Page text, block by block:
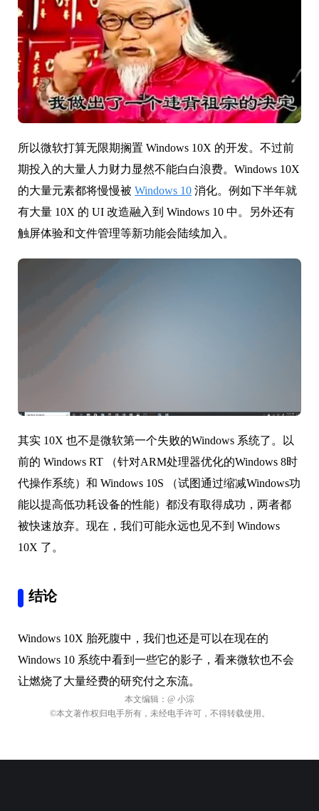
所以微软打算无限期搁置 Windows 10X 的开发。不过前
期投入的大量人力财力显然不能白白浪费。Windows 10X
的大量元素都将慢慢被 Windows 10 消化。例如下半年就
有大量 10X 的 UI 改造融入到 Windows 10 中。另外还有
触屏体验和文件管理等新功能会陆续加入。
其实 10X 也不是微软第一个失败的Windows 系统了。以
前的 Windows RT （针对ARM处理器优化的Windows 8时
代操作系统）和 Windows 10S （试图通过缩减Windows功
能以提高低功耗设备的性能）都没有取得成功，两者都
被快速放弃。现在，我们可能永远也见不到 Windows
10X 了。
结论
Windows 10X 胎死腹中，我们也还是可以在现在的
Windows 10 系统中看到一些它的影子，看来微软也不会
让燃烧了大量经费的研究付之东流。
本文编辑： @ 小淙
©本文著作权归电手所有，未经电手许可，不得转载使用。